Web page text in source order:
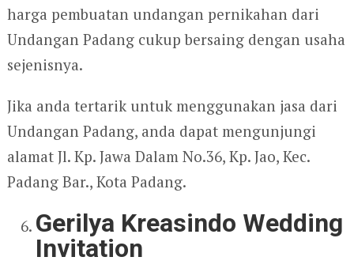
harga pembuatan undangan pernikahan dari
Undangan Padang cukup bersaing dengan usaha
sejenisnya.
Jika anda tertarik untuk menggunakan jasa dari
Undangan Padang, anda dapat mengunjungi
alamat Jl. Kp. Jawa Dalam No.36, Kp. Jao, Kec.
Padang Bar., Kota Padang.
Gerilya Kreasindo Wedding
Invitation